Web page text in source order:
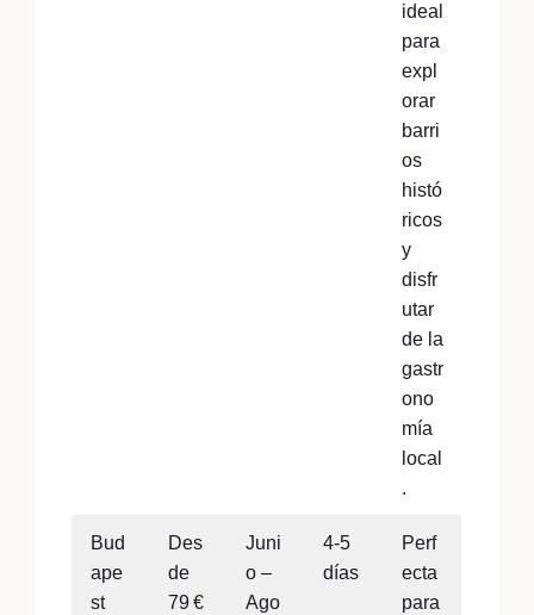
ideal
para
expl
orar
barri
os
histó
ricos
y
disfr
utar
de la
gastr
ono
mía
local
.
Bud
ape
st
Des
de
79 €
Juni
o –
Ago
4-5
días
Perf
ecta
para